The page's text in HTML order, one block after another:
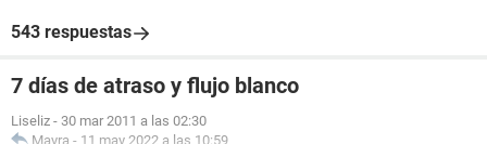
543 respuestas
7 días de atraso y flujo blanco
Liseliz - 30 mar 2011 a las 02:30
Mayra - 11 may 2022 a las 10:59